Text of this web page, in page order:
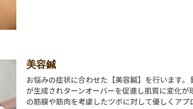
美容鍼
お悩みの症状に合わせた【美容鍼】を行います
が生成されターンオーバーを促進し肌質に変化
の筋膜や筋肉を考慮したツボに対して優しくアプ